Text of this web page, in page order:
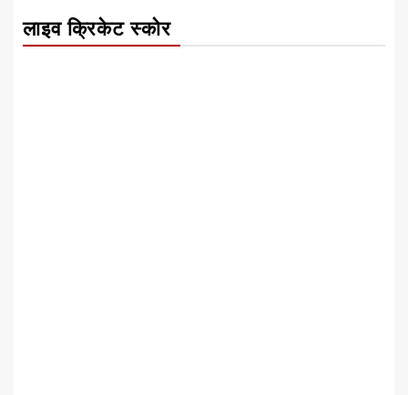
लाइव क्रिकेट स्कोर